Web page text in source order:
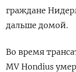
граждане
дальше домой.
Во время
MV Hondius